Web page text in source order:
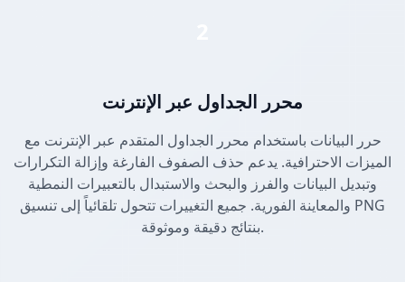
محرر الجداول عبر الإنترنت
حرر البيانات باستخدام محرر الجداول المتقدم عبر الإنترنت مع
الميزات الاحترافية. يدعم حذف الصفوف الفارغة وإزالة التكرارات
وتبديل البيانات والفرز والبحث والاستبدال بالتعبيرات النمطية
والمعاينة الفورية. جميع التغييرات تتحول تلقائياً إلى تنسيق PNG
بنتائج دقيقة وموثوقة.